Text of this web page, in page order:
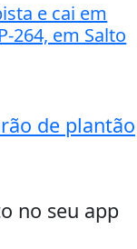
e cai em
264, em Salto
de plantão
no seu app